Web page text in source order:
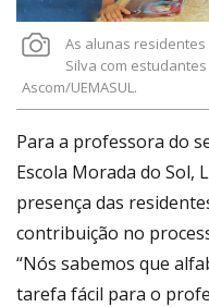
As alunas residentes
Silva com
Ascom/UEMASUL.
Para a professora do
Escola Morada do Sol,
presença das
contribuição no
“Nós sabemos que
tarefa fácil para o